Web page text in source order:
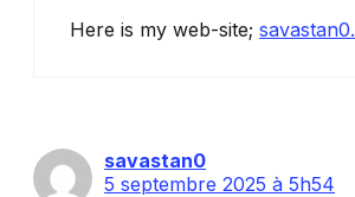
Here is my web-site;
savastan0
5 septembre 2025 à 5h54